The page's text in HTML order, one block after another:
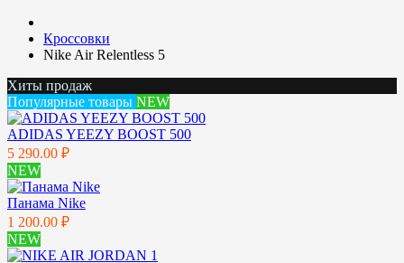
Кроссовки
Nike Air Relentless 5
Хиты продаж
Популярные товары NEW
ADIDAS YEEZY BOOST 500
5 290.00 ₽
NEW
Панама Nike
1 200.00 ₽
NEW